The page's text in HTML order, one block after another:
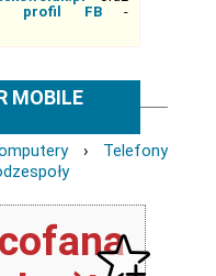
profil FB-
MOBILE
› Telefony